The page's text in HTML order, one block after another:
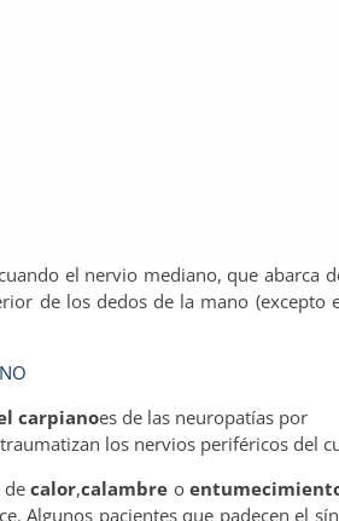
el nervio mediano, que abarca
de los dedos de la mano (excepto
carpianoes de las neuropatías por
los nervios periféricos del
decalor,calambre o
Algunos pacientes que padecen el